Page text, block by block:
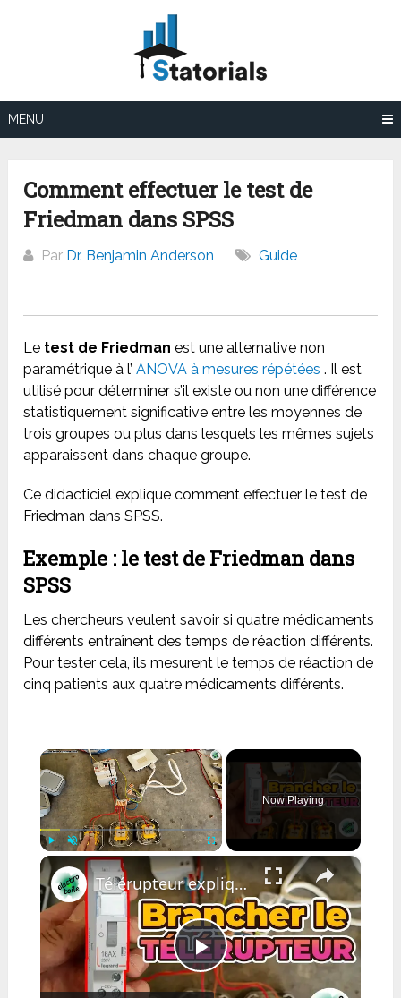
MENU
Comment effectuer le test de
Friedman dans SPSS
Par Dr. Benjamin Anderson Guide
Le test de Friedman est une alternative non
paramétrique à l’ ANOVA à mesures répétées . Il est
utilisé pour déterminer s’il existe ou non une différence
statistiquement significative entre les moyennes de
trois groupes ou plus dans lesquels les mêmes sujets
apparaissent dans chaque groupe.
Ce didacticiel explique comment effectuer le test de
Friedman dans SPSS.
Exemple : le test de Friedman dans
SPSS
Les chercheurs veulent savoir si quatre médicaments
différents entraînent des temps de réaction différents.
Pour tester cela, ils mesurent le temps de réaction de
cinq patients aux quatre médicaments différents.
×
Unmute
Now Playing
×
Play
Télérupteur expliqué simplement : schéma, câblage et test en 5 minutes